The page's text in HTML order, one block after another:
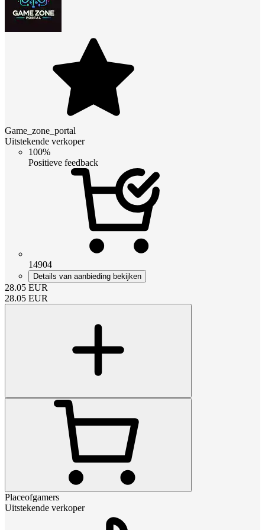
Game_zone_portal
Uitstekende verkoper
100%
Positieve feedback
14904
Details van aanbieding bekijken
28.05 EUR
28.05 EUR
Placeofgamers
Uitstekende verkoper